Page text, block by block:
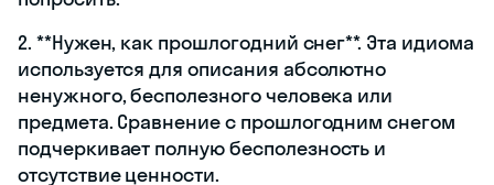
2. **Нужен, как прошлогодний снег**. Эта идиома
используется для описания абсолютно
ненужного, бесполезного человека или
предмета. Сравнение с прошлогодним снегом
подчеркивает полную бесполезность и
отсутствие ценности.